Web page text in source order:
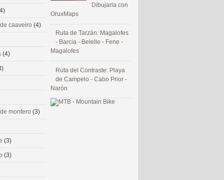
Dibujarla con
OruxMaps
Ruta de Tarzán: Magalofes
- Barcia - Belelle - Fene -
Magalofes
Ruta del Contraste: Playa
de Campelo - Cabo Prior -
Narón
caaveiro (4)
(4)
monfero (3)
(3)
(3)